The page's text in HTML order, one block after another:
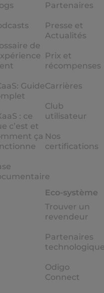
de
Guide
: ce
c’est et
ça
Partenaires
Presse et
Actualités
Prix et
récompenses
Carrières
Club
utilisateur
Nos
certifications
Eco-système
Trouver un
revendeur
Partenaires
Odigo
Connect